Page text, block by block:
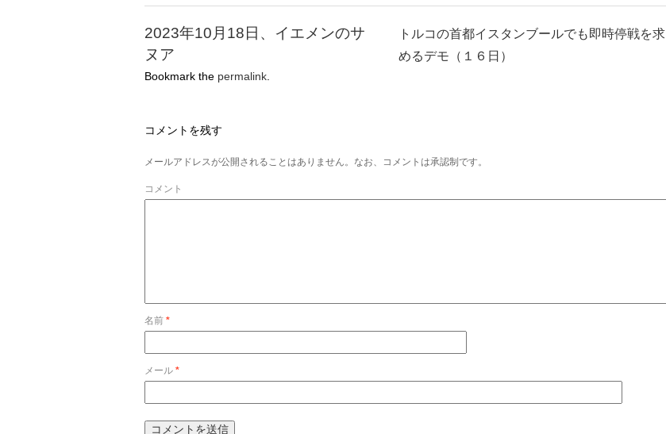
2023年10月18日、イエメンのサ
ヌア
トルコの首都イスタンブールでも即時停戦を求
めるデモ（１６日）
Bookmark the permalink.
コメントを残す
メールアドレスが公開されることはありません。なお、コメントは承認制です。
コメント
名前 *
メール *